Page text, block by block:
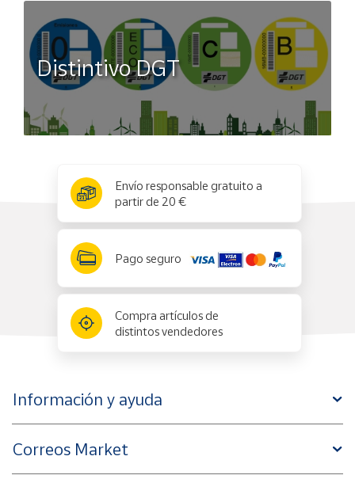
Distintivo DGT
Envío responsable gratuito a
partir de 20 €
Pago seguro
Compra artículos de
distintos vendedores
Información y ayuda
Correos Market